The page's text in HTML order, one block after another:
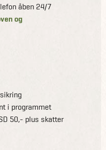
åben 24/7
og
i programmet
50,- plus skatter